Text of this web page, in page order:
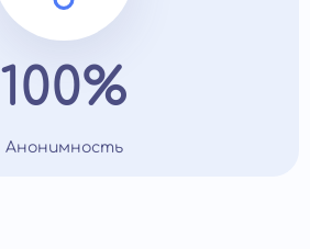
100%
Анонимность